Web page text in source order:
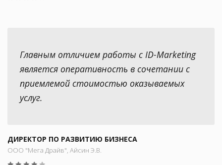
Главным отличием работы с ID-Marketing
является оперативность в сочетании с
приемлемой стоимостью оказываемых
услуг.
ДИРЕКТОР ПО РАЗВИТИЮ БИЗНЕСА
ООО "Мега Драйв", Айсин Э.В.